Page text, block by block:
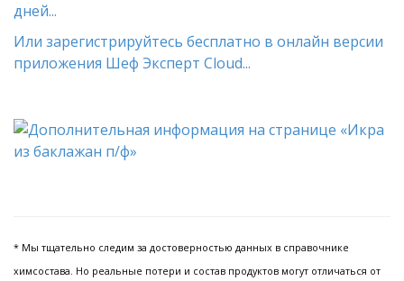
дней...
Или зарегистрируйтесь бесплатно в онлайн версии
приложения Шеф Эксперт Cloud...
* Мы тщательно следим за достоверностью данных в справочнике
химсостава. Но реальные потери и состав продуктов могут отличаться от